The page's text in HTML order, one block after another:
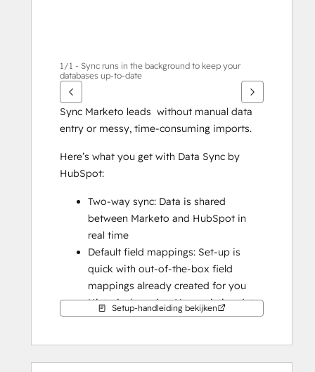
1/1 - Sync runs in the background to keep your
databases up-to-date
Sync Marketo leads  without manual data
entry or messy, time-consuming imports.
Here’s what you get with Data Sync by
HubSpot:
Two-way sync: Data is shared
between Marketo and HubSpot in
real time
Default field mappings: Set-up is
quick with out-of-the-box field
mappings already created for you
Historical syncing: Your existing data
will sync right away, and updates will
Setup-handleiding bekijken